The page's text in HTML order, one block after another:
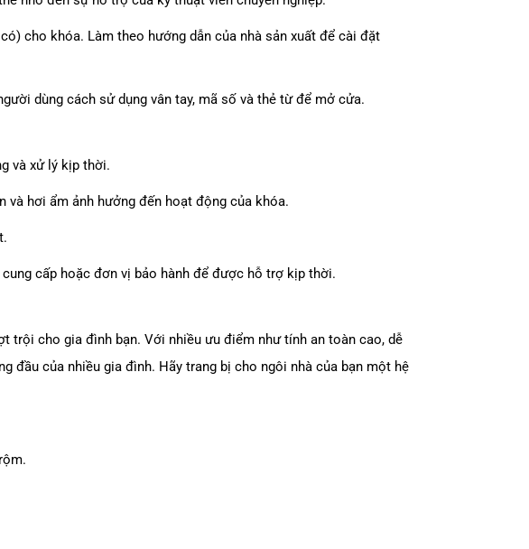
cho khóa. Làm theo hướng dẫn của nhà sản xuất để cài đặt
dùng cách sử dụng vân tay, mã số và thẻ từ để mở cửa.
và xử lý kịp thời.
và hơi ẩm ảnh hưởng đến hoạt động của khóa.
cấp hoặc đơn vị bảo hành để được hỗ trợ kịp thời.
trội cho gia đình bạn. Với nhiều ưu điểm như tính an toàn cao, dễ
đầu của nhiều gia đình. Hãy trang bị cho ngôi nhà của bạn một hệ
.